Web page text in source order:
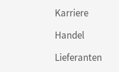
Karriere
Handel
Lieferanten